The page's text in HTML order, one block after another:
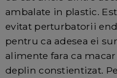
ambalate in plastic.
evitat perturbatorii
pentru ca adesea ei
alimente fara ca
deplin constientizat.